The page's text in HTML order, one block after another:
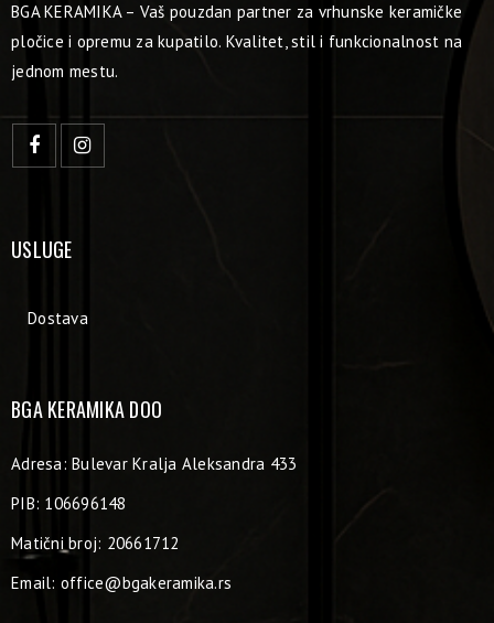
BGA KERAMIKA – Vaš pouzdan partner za vrhunske keramičke
pločice i opremu za kupatilo. Kvalitet, stil i funkcionalnost na
jednom mestu.
USLUGE
Dostava
BGA KERAMIKA DOO
Adresa: Bulevar Kralja Aleksandra 433
PIB: 106696148
Matični broj: 20661712
Email: office@bgakeramika.rs